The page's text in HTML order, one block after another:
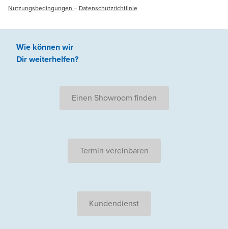
Nutzungsbedingungen – Datenschutzrichtlinie
Wie können wir
Dir weiterhelfen?
Einen Showroom finden
Termin vereinbaren
Kundendienst